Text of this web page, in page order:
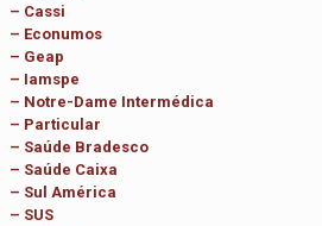
– Cassi
– Econumos
– Geap
– Iamspe
– Notre-Dame Intermédica
– Particular
– Saúde Bradesco
– Saúde Caixa
– Sul América
– SUS